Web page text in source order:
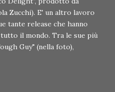
Zucchi). E' un altro lavoro
tante release che hanno
il mondo. Tra le sue più
Guy" (nella foto),